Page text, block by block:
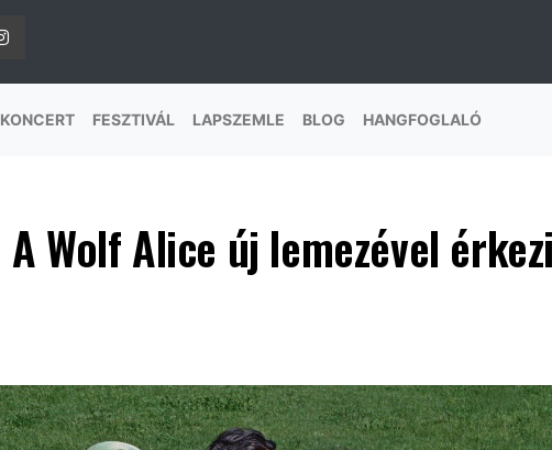
KONCERT FESZTIVÁL LAPSZEMLE BLOG HANGFOGLALÓ
A Wolf Alice új lemezével